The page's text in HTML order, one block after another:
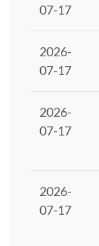
07-17
2026-
07-17
2026-
07-17
2026-
07-17